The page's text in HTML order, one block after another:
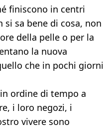
finiscono in centri
si sa bene di cosa, non
della pelle o per la
la nuova
che in pochi giorni
ordine di tempo a
i loro negozi, i
vivere sono